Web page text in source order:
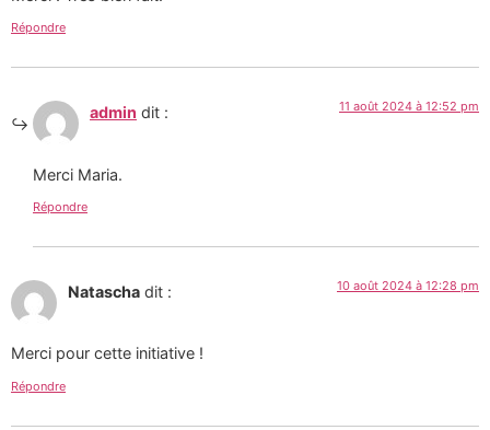
Répondre
admin dit : 11 août 2024 à 12:52 pm
Merci Maria.
Répondre
Natascha dit : 10 août 2024 à 12:28 pm
Merci pour cette initiative !
Répondre